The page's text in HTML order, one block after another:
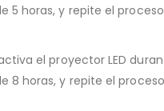
5 horas, y repite el
el proyector LED
8 horas, y repite el